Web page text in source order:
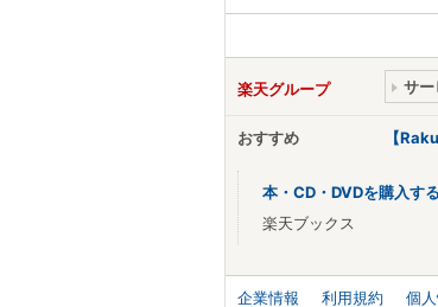
楽天グループ サー
おすすめ 【
本・CD・DVDを購入する
楽天ブックス
企業情報 利用規約 個